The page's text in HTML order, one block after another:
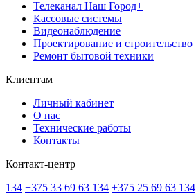
Телеканал Наш Город+
Кассовые системы
Видеонаблюдение
Проектирование и строительство
Ремонт бытовой техники
Клиентам
Личный кабинет
О нас
Технические работы
Контакты
Контакт-центр
134 +375 33 69 63 134 +375 25 69 63 134